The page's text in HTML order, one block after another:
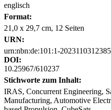
englisch
Format:
21,0 x 29,7 cm, 12 Seiten
URN:
urn:nbn:de:101:1-
DOI:
10.25967/610237
Stichworte zum Inhalt:
IRAS, Concurrent Engineering,
Manufacturing, Automotive